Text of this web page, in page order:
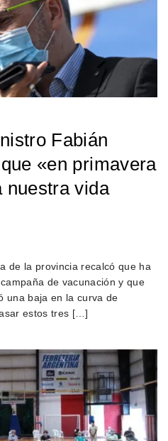
Fabián
«en primavera
nuestra vida
de la provincia recalcó que ha
de vacunación y que
una baja en la curva de
estos tres […]